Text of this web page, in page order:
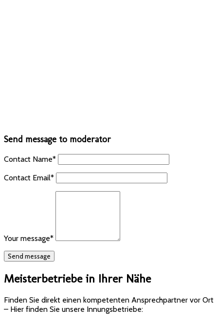
Send message to moderator
Contact Name*
Contact Email*
Your message*
Meisterbetriebe in Ihrer Nähe
Finden Sie direkt einen kompetenten Ansprechpartner vor Ort
– Hier finden Sie unsere Innungsbetriebe: